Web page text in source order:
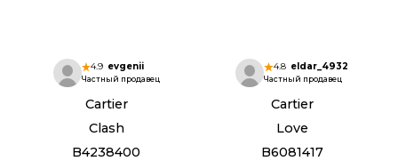
4.9 evgenii
Частный продавец
Cartier
Clash
B4238400
4.8 eldar_4932
Частный продавец
Cartier
Love
B6081417